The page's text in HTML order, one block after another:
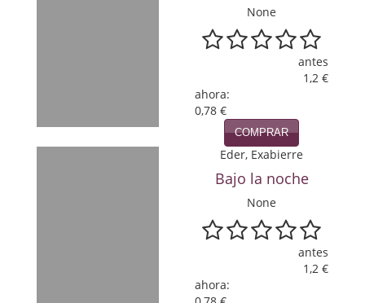
None
antes
1,2 €
ahora:
0,78 €
COMPRAR
Eder, Exabierre
Bajo la noche
None
antes
1,2 €
ahora: